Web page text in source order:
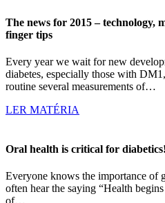
The news for 2015 – technology,
finger tips
Every year we wait for new
diabetes, especially those with
routine several measurements of…
LER MATÉRIA
Oral health is critical for diabetics!
Everyone knows the importance of
often hear the saying “Health